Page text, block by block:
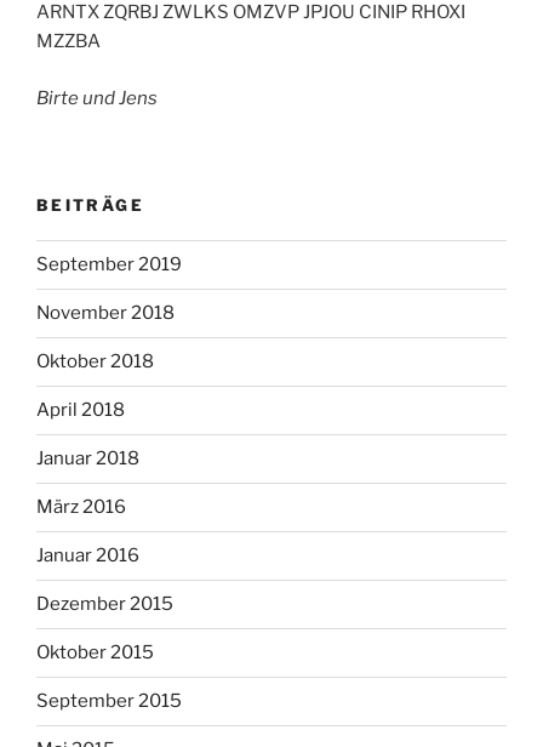
ARNTX ZQRBJ ZWLKS OMZVP JPJOU CINIP RHOXI
MZZBA
Birte und Jens
BEITRÄGE
September 2019
November 2018
Oktober 2018
April 2018
Januar 2018
März 2016
Januar 2016
Dezember 2015
Oktober 2015
September 2015